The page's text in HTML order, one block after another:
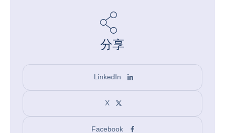
分享
LinkedIn
X
Facebook